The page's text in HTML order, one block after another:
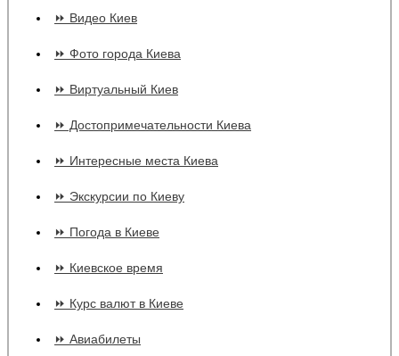
⏩ Видео Киев
⏩ Фото города Киева
⏩ Виртуальный Киев
⏩ Достопримечательности Киева
⏩ Интересные места Киева
⏩ Экскурсии по Киеву
⏩ Погода в Киеве
⏩ Киевское время
⏩ Курс валют в Киеве
⏩ Авиабилеты